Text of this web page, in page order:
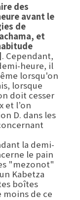
des
avant le
de
et
. Cependant,
heure, il
lorsqu'on
lorsque
doit cesser
et l’on
D. dans les
la demi-
le pain
"mezonot"
Kabetza
boîtes
moins de ce